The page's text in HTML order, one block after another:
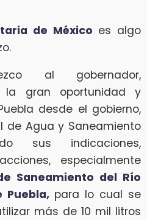
de México es algo
al gobernador,
la gran oportunidad y
desde el gobierno,
de Agua y Saneamiento
sus indicaciones,
especialmente
Saneamiento del Río
Puebla, para lo cual se
más de 10 mil litros